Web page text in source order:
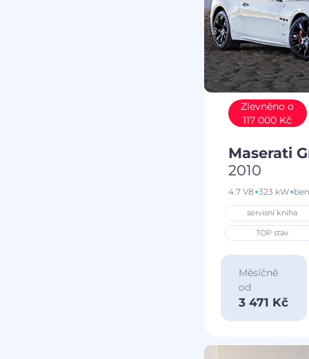
Zlevněno o
117 000 Kč
Maserati
2010
4.7 V8 323 kW
servisní kniha
TOP stav
Měsíčně
od
3 471 Kč